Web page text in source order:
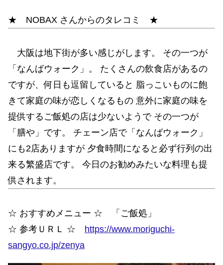
★ NOBAX さんからのタレコミ ★
大阪は地下街が多い感じがします。 その一つが
「なんばウォーク」。 たくさんの飲食店があるの
ですが、何日も逗留していると 脂っこいものに飽
きて家庭の味が恋しくなるもの 意外に家庭の味を
提供するご飯処の店は少ないようで その一つが
「膳や」です。 チェーン店で「なんばウォーク」
にも2店ありますが 夕食時間になると必ず行列の出
来る繁盛店です。 今日のお勧めみたいな料理も提
供されます。
☆ おすすめメニュー ☆ 「ご飯処」
☆ 参考ＵＲＬ ☆ https://www.moriguchi-
sangyo.co.jp/zenya